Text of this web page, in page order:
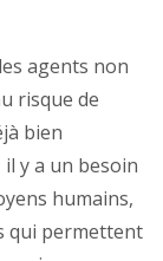
agents non
risque de
bien
y a un besoin
humains,
qui permettent